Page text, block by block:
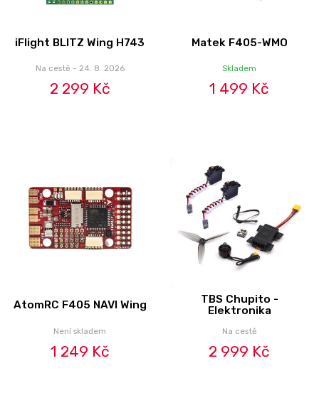
iFlight BLITZ Wing H743
Na cestě - 24. 8. 2026
2 299 Kč
Matek F405-WMO
Skladem
1 499 Kč
AtomRC F405 NAVI Wing
Není skladem
1 249 Kč
TBS Chupito -
Elektronika
Na cestě
2 999 Kč